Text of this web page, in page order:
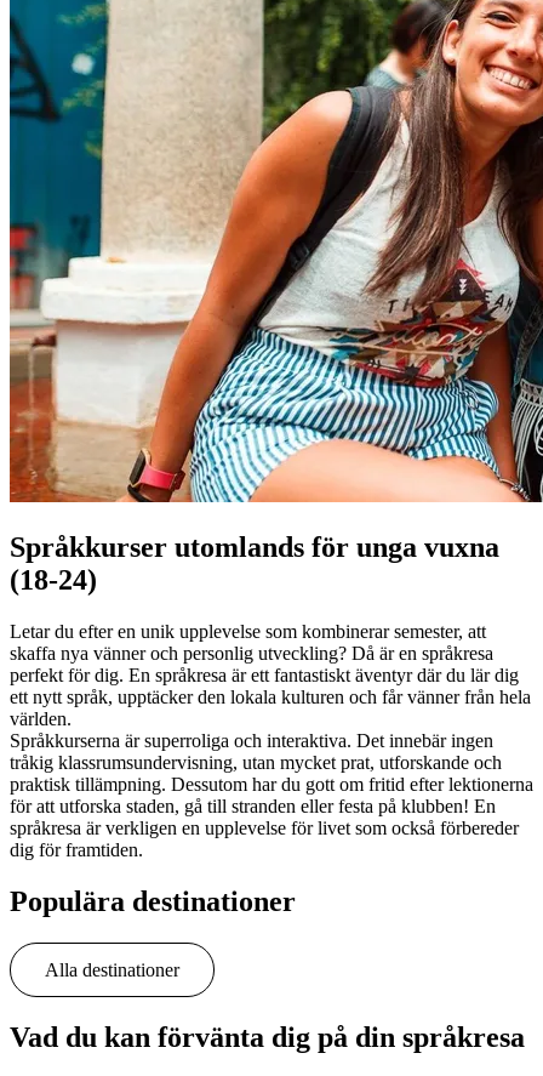
Språkkurser utomlands för unga vuxna
(18-24)
Letar du efter en unik upplevelse som kombinerar semester, att
skaffa nya vänner och personlig utveckling? Då är en språkresa
perfekt för dig. En språkresa är ett fantastiskt äventyr där du lär dig
ett nytt språk, upptäcker den lokala kulturen och får vänner från hela
världen.
Språkkurserna är superroliga och interaktiva. Det innebär ingen
tråkig klassrumsundervisning, utan mycket prat, utforskande och
praktisk tillämpning. Dessutom har du gott om fritid efter lektionerna
för att utforska staden, gå till stranden eller festa på klubben! En
språkresa är verkligen en upplevelse för livet som också förbereder
dig för framtiden.
Populära destinationer
Alla destinationer
Vad du kan förvänta dig på din språkresa